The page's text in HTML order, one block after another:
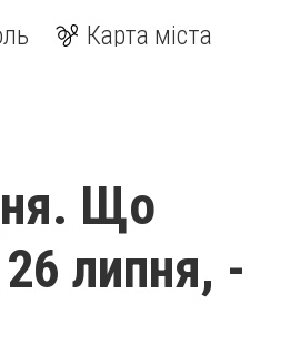
Карта міста
Що
липня, -